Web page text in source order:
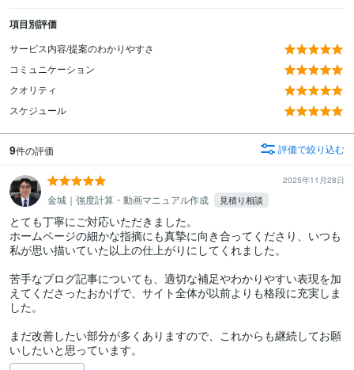
項目別評価
サービス内容/提案のわかりやすさ
コミュニケーション
クオリティ
スケジュール
9件の評価 評価で絞り込む
2025年11月28日
金城｜強度計算・動画マニュアル作成 見積り相談
とても丁寧にご対応いただきました。
ホームページの細かな指摘にも真摯に向き合ってくださり、いつも
私が思い描いていた以上の仕上がりにしてくれました。
苦手なブログ記事についても、適切な補足やわかりやすい表現を加
えてくださったおかげで、サイト全体が以前よりも格段に充実しま
した。
まだ改善したい部分が多くありますので、これからも継続してお願
いしたいと思っています。